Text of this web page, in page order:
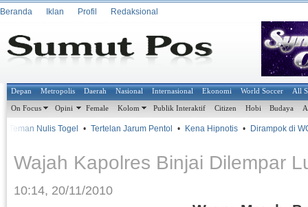
Beranda Iklan Profil Redaksional
Depan Metropolis Daerah Nasional Internasional Ekonomi World Soccer All
On Focus Opini Female Kolom Publik Interaktif Citizen Hobi Budaya
Nulis Togel • Tertelan Jarum Pentol • Kena Hipnotis • Dirampok di WC
Wajah Kapolres Binjai Dilempar
10:14, 20/11/2010